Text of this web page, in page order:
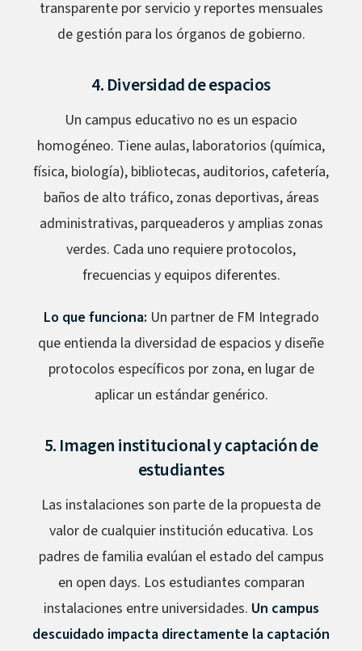
transparente por servicio y reportes mensuales
de gestión para los órganos de gobierno.
4. Diversidad de espacios
Un campus educativo no es un espacio
homogéneo. Tiene aulas, laboratorios (química,
física, biología), bibliotecas, auditorios, cafetería,
baños de alto tráfico, zonas deportivas, áreas
administrativas, parqueaderos y amplias zonas
verdes. Cada uno requiere protocolos,
frecuencias y equipos diferentes.
Lo que funciona: Un partner de FM Integrado
que entienda la diversidad de espacios y diseñe
protocolos específicos por zona, en lugar de
aplicar un estándar genérico.
5. Imagen institucional y captación de
estudiantes
Las instalaciones son parte de la propuesta de
valor de cualquier institución educativa. Los
padres de familia evalúan el estado del campus
en open days. Los estudiantes comparan
instalaciones entre universidades. Un campus
descuidado impacta directamente la captación